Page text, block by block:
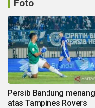
Foto
Persib Bandung menang
atas Tampines Rovers